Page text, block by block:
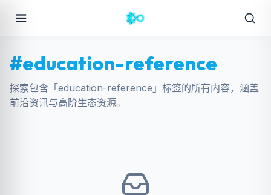
#education-reference
探索包含「education-reference」标签的所有内容，涵盖
前沿资讯与高阶生态资源。